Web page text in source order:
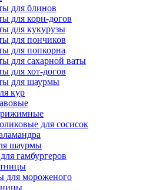
для блинов
для корн-догов
для кукурузы
для пончиков
для попкорна
для сахарной ваты
для хот-догов
для шаурмы
кур
для сосисок
шаурмы
гамбургеров
для мороженого